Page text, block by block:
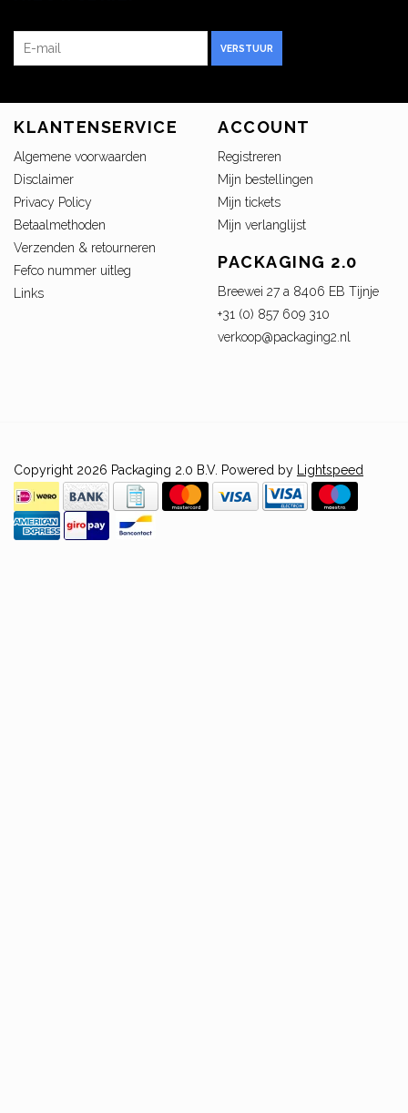
VERSTUUR
KLANTENSERVICE
Algemene voorwaarden
Disclaimer
Privacy Policy
Betaalmethoden
Verzenden & retourneren
Fefco nummer uitleg
Links
ACCOUNT
Registreren
Mijn bestellingen
Mijn tickets
Mijn verlanglijst
PACKAGING 2.0
Breewei 27 a 8406 EB Tijnje
+31 (0) 857 609 310
verkoop@packaging2.nl
Copyright 2026 Packaging 2.0 B.V. Powered by Lightspeed